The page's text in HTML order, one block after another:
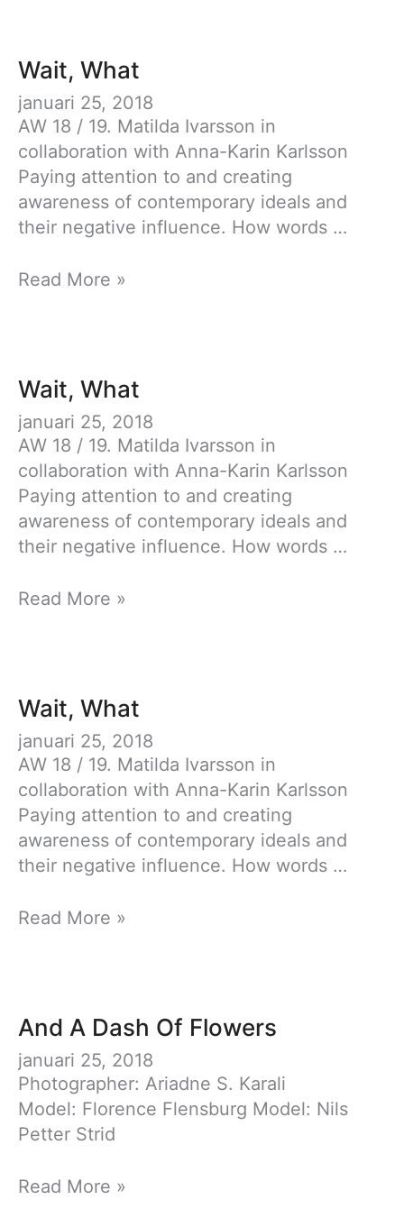
Wait, What
januari 25, 2018
AW 18 / 19. Matilda Ivarsson in
collaboration with Anna-Karin Karlsson
Paying attention to and creating
awareness of contemporary ideals and
their negative influence. How words …
Wait,
Read More »
Wait, What
januari 25, 2018
AW 18 / 19. Matilda Ivarsson in
collaboration with Anna-Karin Karlsson
Paying attention to and creating
awareness of contemporary ideals and
their negative influence. How words …
Wait,
Read More »
Wait, What
januari 25, 2018
AW 18 / 19. Matilda Ivarsson in
collaboration with Anna-Karin Karlsson
Paying attention to and creating
awareness of contemporary ideals and
their negative influence. How words …
Wait,
Read More »
And A Dash Of Flowers
januari 25, 2018
Photographer: Ariadne S. Karali
Model: Florence Flensburg Model: Nils
Petter Strid
And
Read More »